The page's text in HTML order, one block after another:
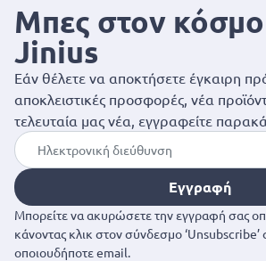
Μπες στον κόσμο
Jinius
Εάν θέλετε να αποκτήσετε έγκαιρη
αποκλειστικές προσφορές, νέα
τελευταία μας νέα, εγγραφείτε
Εγγραφή
Μπορείτε να ακυρώσετε την εγγραφή σας
κάνοντας κλικ στον σύνδεσμο ‘Unsubscribe’
οποιουδήποτε email.